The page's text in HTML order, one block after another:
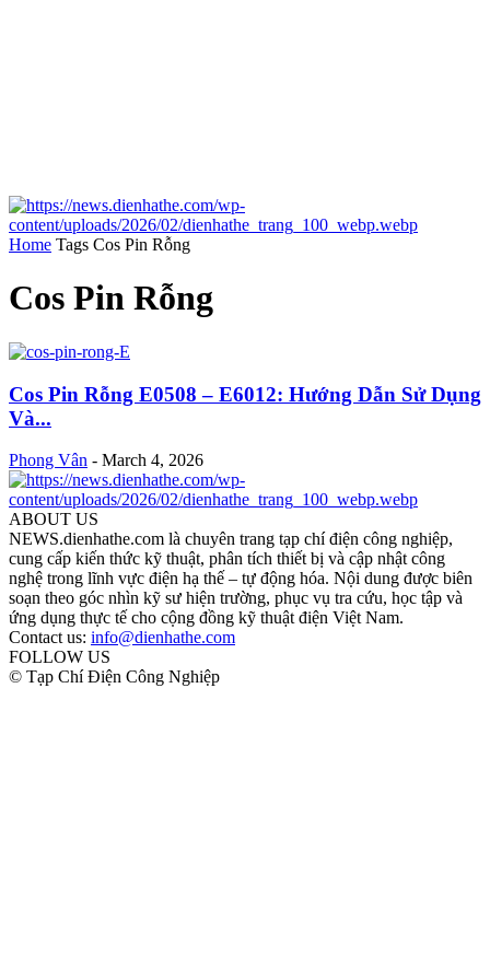
Home Tags Cos Pin Rỗng
Cos Pin Rỗng
Cos Pin Rỗng E0508 – E6012: Hướng Dẫn Sử Dụng
Và...
Phong Vân - March 4, 2026
ABOUT US
NEWS.dienhathe.com là chuyên trang tạp chí điện công nghiệp,
cung cấp kiến thức kỹ thuật, phân tích thiết bị và cập nhật công
nghệ trong lĩnh vực điện hạ thế – tự động hóa. Nội dung được biên
soạn theo góc nhìn kỹ sư hiện trường, phục vụ tra cứu, học tập và
ứng dụng thực tế cho cộng đồng kỹ thuật điện Việt Nam.
Contact us: info@dienhathe.com
FOLLOW US
© Tạp Chí Điện Công Nghiệp